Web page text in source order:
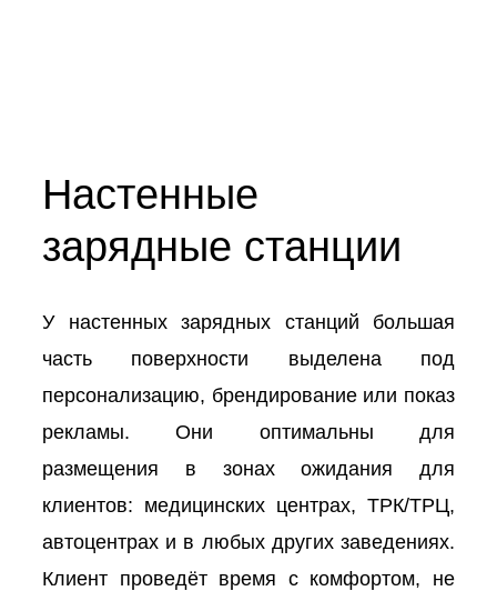
Настенные
зарядные станции
У настенных зарядных станций большая
часть поверхности выделена под
персонализацию, брендирование или показ
рекламы. Они оптимальны для
размещения в зонах ожидания для
клиентов: медицинских центрах, ТРК/ТРЦ,
автоцентрах и в любых других заведениях.
Клиент проведёт время с комфортом, не